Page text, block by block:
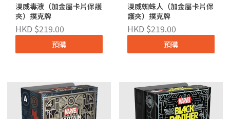
漫威毒液（加金屬卡片保護
夾）撲克牌
HKD $219.00
預購
漫威蜘蛛人（加金屬卡片保
護夾）撲克牌
HKD $219.00
預購